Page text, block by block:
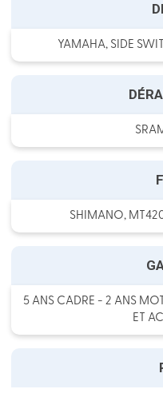
YAMAHA, SIDE
SHIMANO,
5 ANS CADRE - 2 ANS
ET